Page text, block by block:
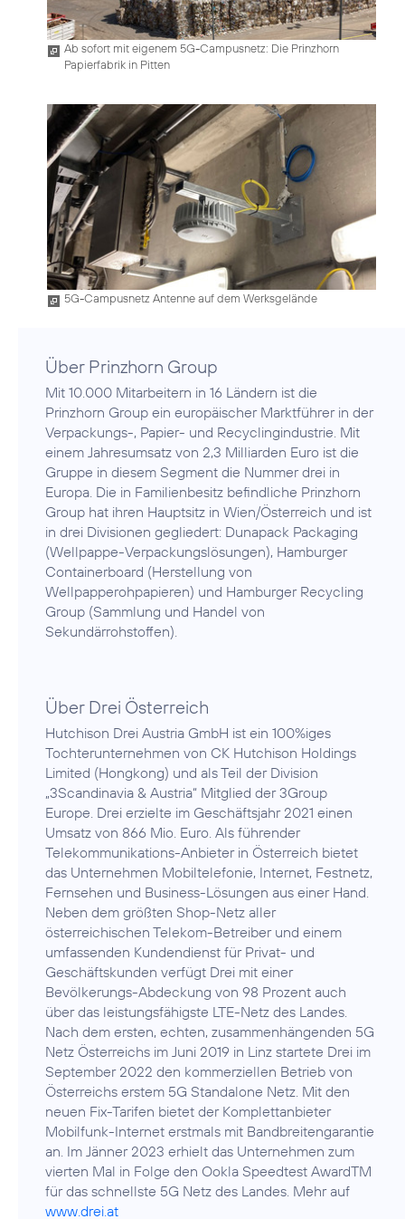
Ab sofort mit eigenem 5G-Campusnetz: Die Prinzhorn
Papierfabrik in Pitten
5G-Campusnetz Antenne auf dem Werksgelände
Über Prinzhorn Group
Mit 10.000 Mitarbeitern in 16 Ländern ist die
Prinzhorn Group ein europäischer Marktführer in der
Verpackungs-, Papier- und Recyclingindustrie. Mit
einem Jahresumsatz von 2,3 Milliarden Euro ist die
Gruppe in diesem Segment die Nummer drei in
Europa. Die in Familienbesitz befindliche Prinzhorn
Group hat ihren Hauptsitz in Wien/Österreich und ist
in drei Divisionen gegliedert: Dunapack Packaging
(Wellpappe-Verpackungslösungen), Hamburger
Containerboard (Herstellung von
Wellpapperohpapieren) und Hamburger Recycling
Group (Sammlung und Handel von
Sekundärrohstoffen).
Über Drei Österreich
Hutchison Drei Austria GmbH ist ein 100%iges
Tochterunternehmen von CK Hutchison Holdings
Limited (Hongkong) und als Teil der Division
„3Scandinavia & Austria“ Mitglied der 3Group
Europe. Drei erzielte im Geschäftsjahr 2021 einen
Umsatz von 866 Mio. Euro. Als führender
Telekommunikations-Anbieter in Österreich bietet
das Unternehmen Mobiltelefonie, Internet, Festnetz,
Fernsehen und Business-Lösungen aus einer Hand.
Neben dem größten Shop-Netz aller
österreichischen Telekom-Betreiber und einem
umfassenden Kundendienst für Privat- und
Geschäftskunden verfügt Drei mit einer
Bevölkerungs-Abdeckung von 98 Prozent auch
über das leistungsfähigste LTE-Netz des Landes.
Nach dem ersten, echten, zusammenhängenden 5G
Netz Österreichs im Juni 2019 in Linz startete Drei im
September 2022 den kommerziellen Betrieb von
Österreichs erstem 5G Standalone Netz. Mit den
neuen Fix-Tarifen bietet der Komplettanbieter
Mobilfunk-Internet erstmals mit Bandbreitengarantie
an. Im Jänner 2023 erhielt das Unternehmen zum
vierten Mal in Folge den Ookla Speedtest AwardTM
für das schnellste 5G Netz des Landes. Mehr auf
www.drei.at